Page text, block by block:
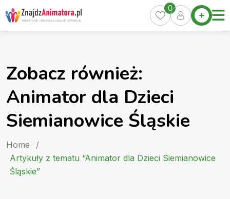
Skip
to
content
Home
Oferty
Kurs
Artykuły
0
Zobacz również:
Animator dla Dzieci
Siemianowice Śląskie
Home
/
Artykuły z tematu “Animator dla Dzieci Siemianowice
Śląskie”